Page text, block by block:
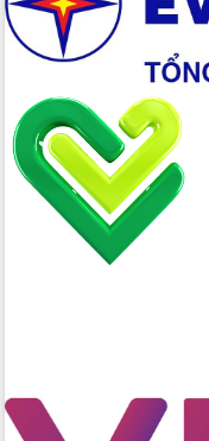
Friendship Meeting New Year
Bầu cử Quốc hội và HĐND: Cử
Lắk gửi gắm niềm tin, kỳ vọng
Đắk Lắk sẵn sàng các điều kiện
Ngày hội bầu cử đại biểu Quốc
khóa XVI và HĐND các cấp
2026-2031
Đảm bảo cuộc bầu cử đại biểu
hội và đại biểu HĐND các cấp
an toàn, hiệu quả, đúng quy định
Sôi nổi Hội đua ngựa truyền
Thì Thùng mừng Xuân Bính